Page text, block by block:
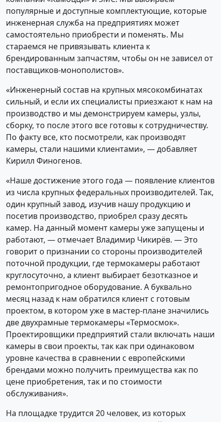
популярные и доступные комплектующие, которые
инженерная служба на предприятиях может
самостоятельно приобрести и поменять. Мы
стараемся не привязывать клиента к
брендированным запчастям, чтобы он не зависел от
поставщиков-монополистов».
«Инженерный состав на крупных мясокомбинатах
сильный, и если их специалисты приезжают к нам на
производство и мы демонстрируем камеры, узлы,
сборку, то после этого все готовы к сотрудничеству.
По факту все, кто посмотрели, как производят
камеры, стали нашими клиентами», — добавляет
Кирилл Финогенов.
«Наше достижение этого года — появление клиентов
из числа крупных федеральных производителей. Так,
один крупный завод, изучив нашу продукцию и
посетив производство, приобрел сразу десять
камер. На данный момент камеры уже запущены и
работают, — отмечает Владимир Чикирёв. — Это
говорит о признании со стороны производителей
поточной продукции, где термокамеры работают
круглосуточно, а клиент выбирает безотказное и
ремонтопригодное оборудование. А буквально
месяц назад к нам обратился клиент с готовым
проектом, в котором уже в мастер-плане значились
две двухрамные термокамеры «Термосмок».
Проектировщики предприятий стали включать наши
камеры в свои проекты, так как при одинаковом
уровне качества в сравнении с европейскими
брендами можно получить преимущества как по
цене приобретения, так и по стоимости
обслуживания».
На площадке трудится 20 человек, из которых